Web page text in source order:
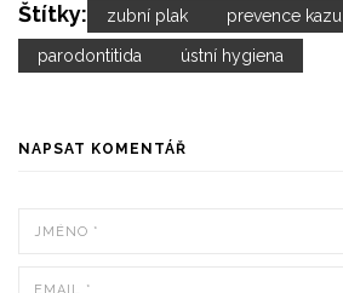
Štítky: zubní plak prevence kazu
parodontitida ústní hygiena
NAPSAT KOMENTÁŘ